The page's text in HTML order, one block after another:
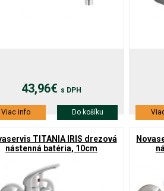
43,96€ s DPH
Viac info Do košíku
TITANIA IRIS drezová
nástenná batéria, 10cm